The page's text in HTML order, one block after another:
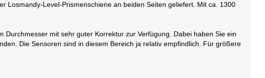
Losmandy-Level-Prismenschiene an beiden Seiten geliefert. Mit ca. 1300
mit sehr guter Korrektur zur Verfügung. Dabei haben Sie ein
Die Sensoren sind in diesem Bereich ja relativ empfindlich. Für größere